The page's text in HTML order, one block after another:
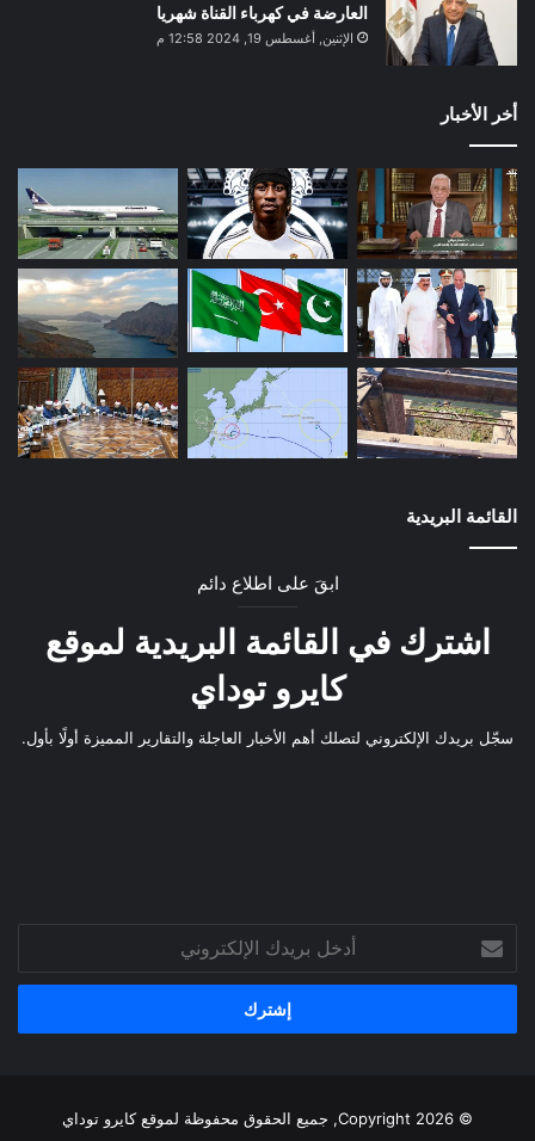
العارضة في كهرباء القناة شهريا
الإثنين, أغسطس 19, 2024 12:58 م
أخر الأخبار
القائمة البريدية
ابقَ على اطلاع دائم
اشترك في القائمة البريدية لموقع
كايرو توداي
سجّل بريدك الإلكتروني لتصلك أهم الأخبار العاجلة والتقارير المميزة أولًا بأول.
بريدك
الإلكتروني
© Copyright 2026, جميع الحقوق محفوظة لموقع كايرو توداي